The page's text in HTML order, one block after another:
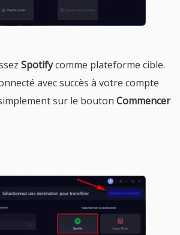
Spotifycomme plateforme cible.
avec succès à votre compte
sur le bouton Commencer